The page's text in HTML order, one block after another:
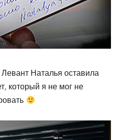
Наталья оставила
который я не мог не